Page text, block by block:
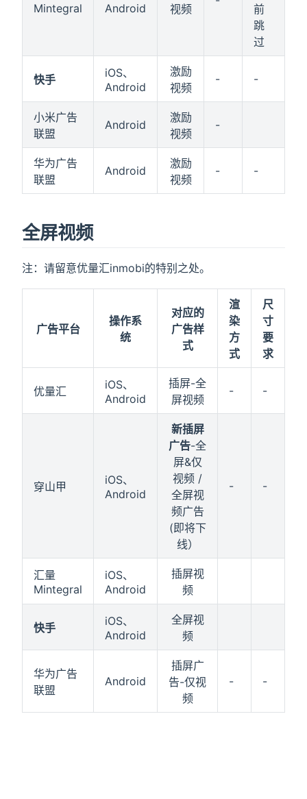
Mintegral
Android
视频
前
跳
过
快手
iOS、
Android
激励
视频
- -
小米广告
联盟
Android
激励
视频
-
华为广告
联盟
Android
激励
视频
- -
全屏视频
注：请留意优量汇inmobi的特别之处。
广告平台
操作系
统
对应的
广告样
式
渲
染
方
式
尺
寸
要
求
优量汇
iOS、
Android
插屏-全
屏视频
- -
穿山甲
iOS、
Android
新插屏
广告-全
屏&仅
视频 /
全屏视
频广告
(即将下
线）
- -
汇量
Mintegral
iOS、
Android
插屏视
频
快手
iOS、
Android
全屏视
频
华为广告
联盟
Android
插屏广
告-仅视
频
- -